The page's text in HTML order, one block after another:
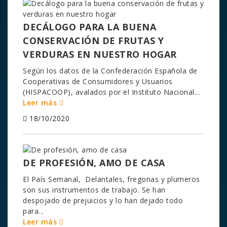
DECÁLOGO PARA LA BUENA
CONSERVACIÓN DE FRUTAS Y
VERDURAS EN NUESTRO HOGAR
Según los datos de la Confederación Española de
Cooperativas de Consumidores y Usuarios
(HISPACOOP), avalados por el Instituto Nacional...
Leer más
18/10/2020
DE PROFESIÓN, AMO DE CASA
El País Semanal, Delantales, fregonas y plumeros
son sus instrumentos de trabajo. Se han
despojado de prejuicios y lo han dejado todo
para...
Leer más